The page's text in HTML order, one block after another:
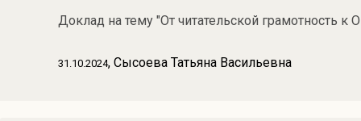
Доклад на тему "От читательской грамотность к
31.10.2024, Сысоева Татьяна Васильевна